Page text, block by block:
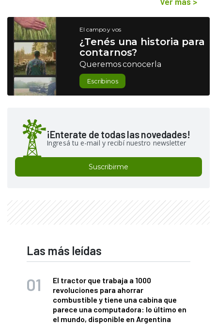
El campo y vos
¿Tenés una historia para
contarnos?
Queremos conocerla
Escribinos
¡Enterate de todas las novedades!
Ingresá tu e-mail y recibí nuestro newsletter
Suscribirme
Las más leídas
El tractor que trabaja a 1000
revoluciones para ahorrar
combustible y tiene una cabina que
parece una computadora: lo último en
el mundo, disponible en Argentina